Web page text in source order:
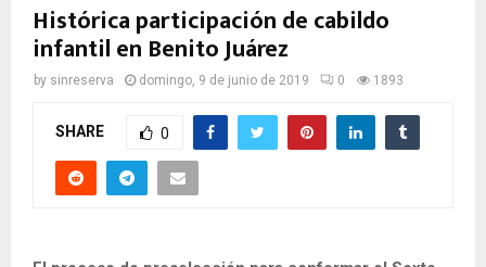
Histórica participación de cabildo
infantil en Benito Juárez
by sinreserva domingo, 9 de junio de 2019 0 1893
SHARE 0